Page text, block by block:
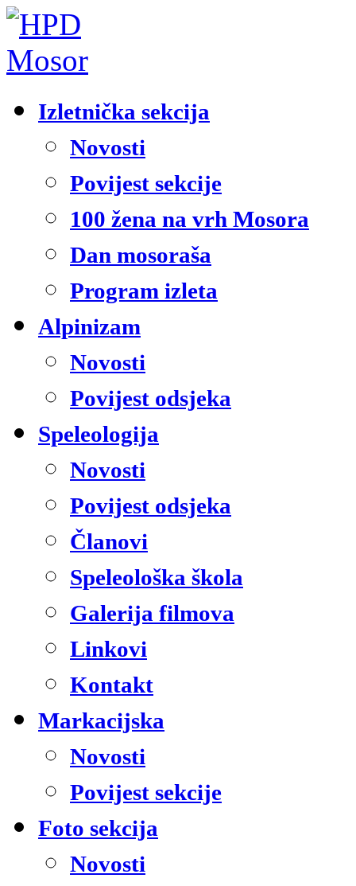
Izletnička sekcija
Novosti
Povijest sekcije
100 žena na vrh Mosora
Dan mosoraša
Program izleta
Alpinizam
Novosti
Povijest odsjeka
Speleologija
Novosti
Povijest odsjeka
Članovi
Speleološka škola
Galerija filmova
Linkovi
Kontakt
Markacijska
Novosti
Povijest sekcije
Foto sekcija
Novosti